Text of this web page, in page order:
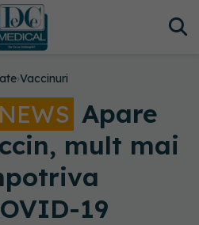
›Vaccinuri
Apare
mult mai
19